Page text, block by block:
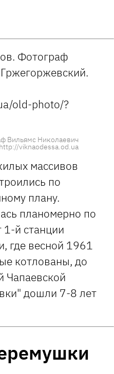
Вильямс Николаевич
viknaodessa.od.ua
массивов
по
плану.
планомерно по
1-й станции
где весной 1961
котлованы, до
дошли 7-8 лет